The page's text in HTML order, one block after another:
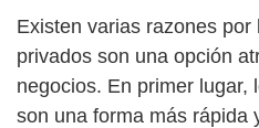
Existen varias razones
privados son una opción
negocios. En primer lugar,
son una forma más rápida